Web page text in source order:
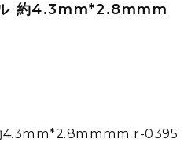
ル 約4.3mm*2.8mmm
4.3mm*2.8mmmm r-0395